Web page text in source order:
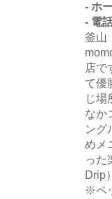
- ホ
- 電
釜山
店で
て優
じ場
なか
ング
めメ
った
Drip
※ペ